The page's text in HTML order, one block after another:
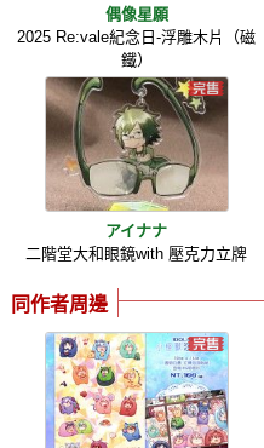
偶像星願
2025 Re:vale紀念日-浮雕木片（磁
鐵）
アイナナ
二階堂大和眼鏡with 壓克力立牌
同作者周邊